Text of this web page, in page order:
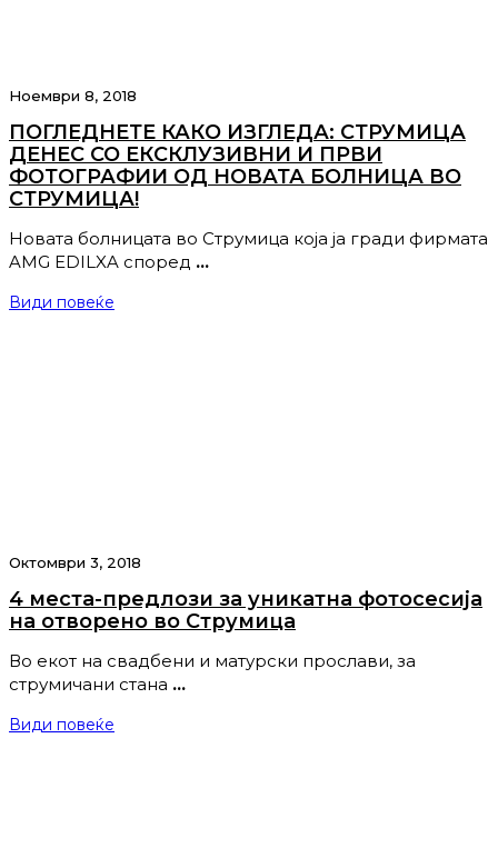
Ноември 8, 2018
ПОГЛЕДНЕТЕ КАКО ИЗГЛЕДА: СТРУМИЦА
ДЕНЕС СО ЕКСКЛУЗИВНИ И ПРВИ
ФОТОГРАФИИ ОД НОВАТА БОЛНИЦА ВО
СТРУМИЦА!
Новата болницата во Струмица која ја гради фирмата
AMG EDILXA според …
Види повеќе
Октомври 3, 2018
4 места-предлози за уникатна фотосесија
на отворено во Струмица
Во екот на свадбени и матурски прослави, за
струмичани стана …
Види повеќе